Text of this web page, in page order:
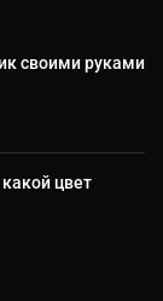
своими руками
цвет